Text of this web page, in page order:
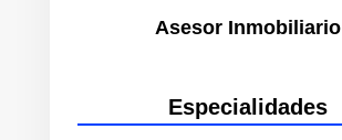
Asesor Inmobiliario
Especialidades